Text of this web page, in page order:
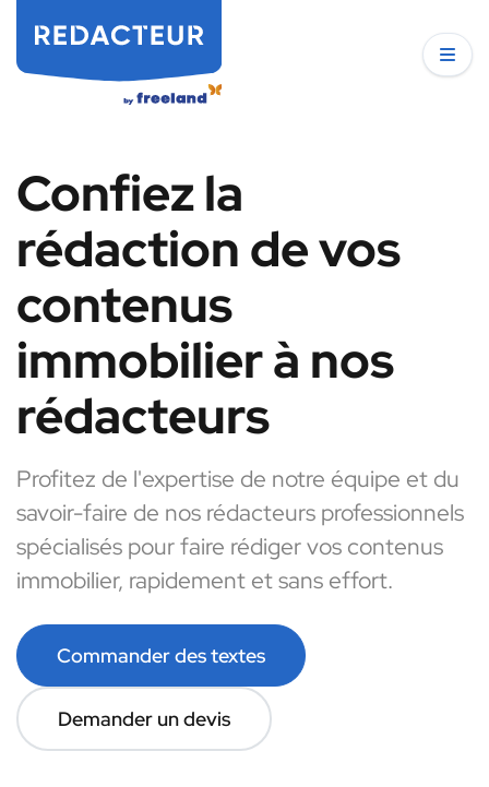
Confiez la
rédaction de vos
contenus
immobilier à nos
rédacteurs
Profitez de l'expertise de notre équipe et du
savoir-faire de nos rédacteurs professionnels
spécialisés pour faire rédiger vos contenus
immobilier, rapidement et sans effort.
Commander des textes
Demander un devis